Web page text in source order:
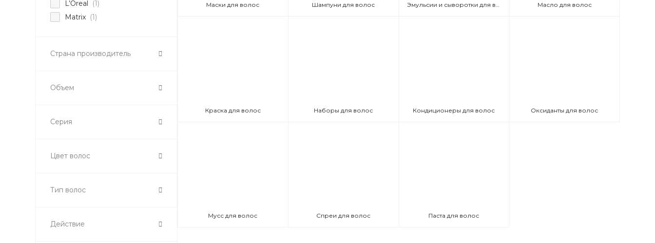
L’Oreal
(1)
Matrix (1)
Страна производитель
Объем
Серия
Цвет волос
Тип волос
Действие
Маски для волос Шампуни для волос Эмульсии и сыворотки для волос Масло для волос
Краска для волос Наборы для волос Кондиционеры для волос Оксиданты для волос
Мусс для волос Спреи для волос Паста для волос